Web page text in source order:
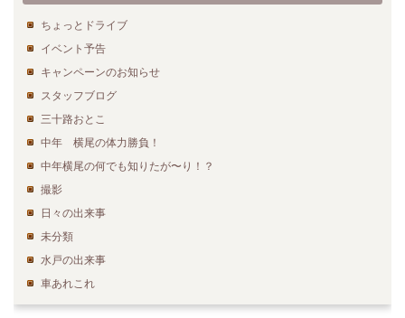
ちょっとドライブ
イベント予告
キャンペーンのお知らせ
スタッフブログ
三十路おとこ
中年 横尾の体力勝負！
中年横尾の何でも知りたが〜り！？
撮影
日々の出来事
未分類
水戸の出来事
車あれこれ